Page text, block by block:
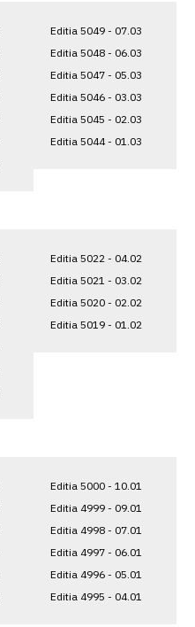
Editia 5049 - 07.03
Editia 5048 - 06.03
Editia 5047 - 05.03
Editia 5046 - 03.03
Editia 5045 - 02.03
Editia 5044 - 01.03
Editia 5022 - 04.02
Editia 5021 - 03.02
Editia 5020 - 02.02
Editia 5019 - 01.02
Editia 5000 - 10.01
Editia 4999 - 09.01
Editia 4998 - 07.01
Editia 4997 - 06.01
Editia 4996 - 05.01
Editia 4995 - 04.01